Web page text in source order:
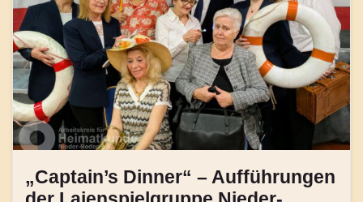
„Captain’s Dinner“ – Aufführungen